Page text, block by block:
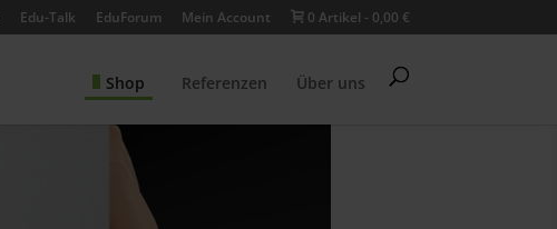
Edu-Talk EduForum Mein Account 0 Artikel 0,00 €
Shop Referenzen Über uns